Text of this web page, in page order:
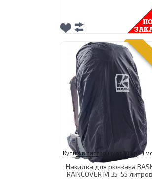
Купить в рассрочку от 300 р/ 3
Накидка для рюкзака
RAINCOVER M 35-55 литров